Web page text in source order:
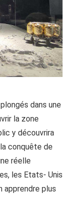
dans une
la zone
y découvrira
conquête de
réelle
les Etats- Unis
apprendre plus